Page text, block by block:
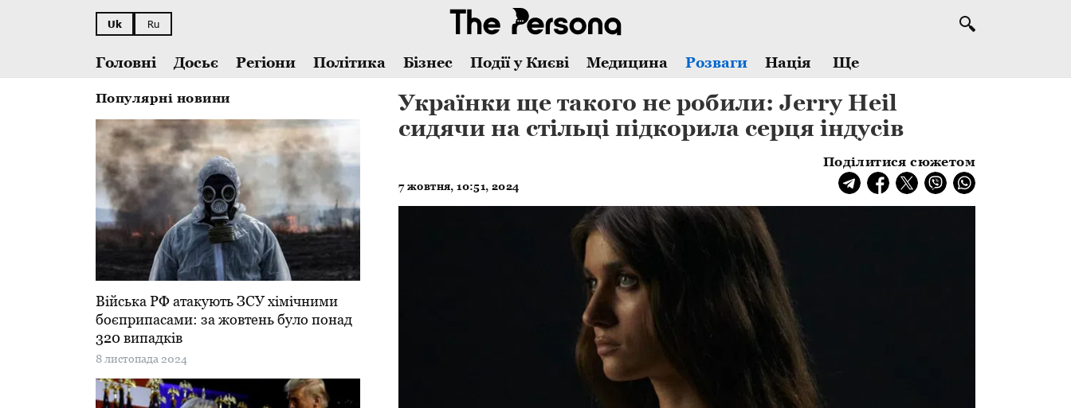
Головні Досьє Регіони Політика Бізнес Події у Києві Медицина Розваги Нація Ще
Uk Ru
Популярні новини
​Війська РФ атакують ЗСУ хімічними
боєприпасами: за жовтень було понад
320 випадків
8 листопада 2024
Українки ще такого не робили: Jerry Heil
сидячи на стільці підкорила серця індусів
Поділитися сюжетом
7 жовтня, 10:51, 2024